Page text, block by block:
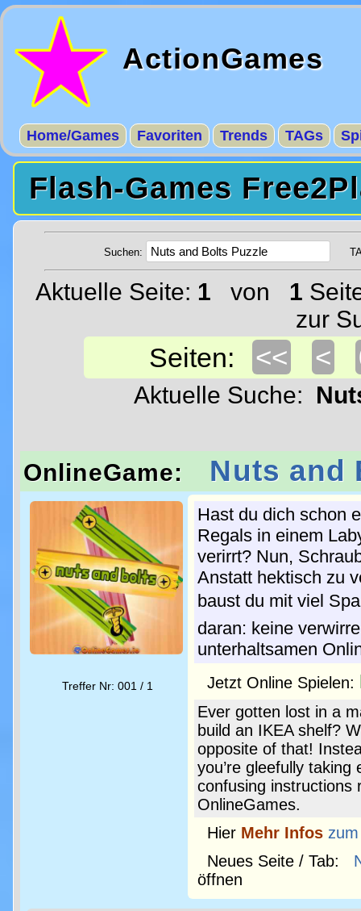
ActionGames
Home/Games Favoriten Trends TAGs
Flash-Games
Suchen:
Aktuelle Seite: 1 von 1
zur
Seiten: << <
Aktuelle Suche:
OnlineGame: Nuts and
Treffer Nr: 001 / 1
Hast du dich schon
Regals in einem
verirrt? Nun,
Anstatt hektisch zu
baust du mit viel
daran: keine
unterhaltsamen
Jetzt Online Spielen:
Ever gotten lost in a
build an IKEA shelf?
opposite of that!
you’re gleefully
confusing instructions
OnlineGames.
Hier Mehr Infos
Neues Seite / Tab:
öffnen